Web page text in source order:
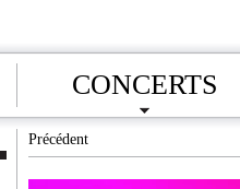
CONCERTS
Précédent